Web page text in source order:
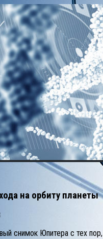
на орбиту планеты
снимок Юпитера с тех